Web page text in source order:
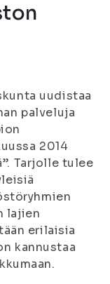
uudistaa
palveluja
2014
Tarjolle tulee
lajien
erilaisia
kannustaa